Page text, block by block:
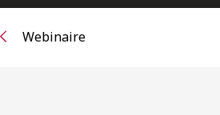
Webinaire